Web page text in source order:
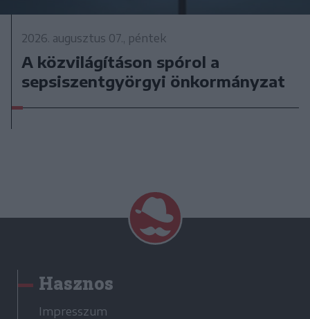
2026. augusztus 07., péntek
A közvilágításon spórol a
sepsiszentgyörgyi önkormányzat
Hasznos
Impresszum